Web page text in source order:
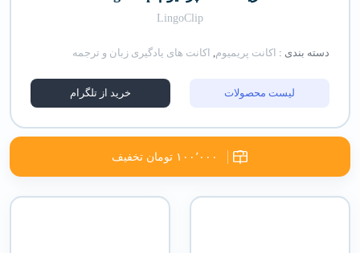
LingoClip
دسته بندی : اکانت پریمیوم, اکانت های یادگیری زبان و ترجمه
لیست محصولات خرید از تلگرام
۱۰۰٬۰۰۰ تومان تخفیف